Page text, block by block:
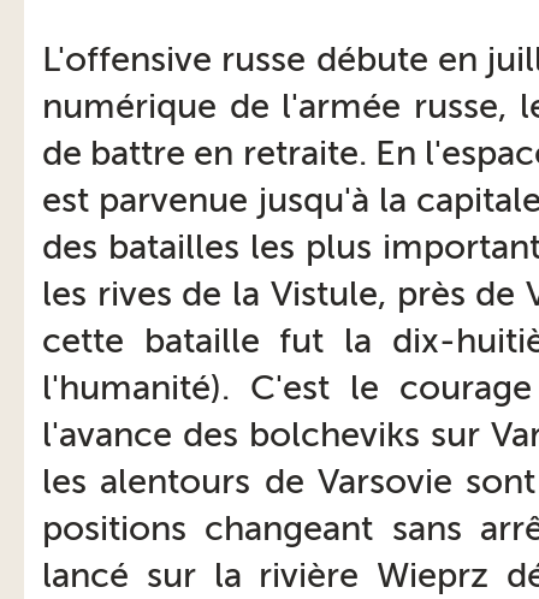
L'offensive russe débute en
numérique de l'armée russe,
de battre en retraite. En
est parvenue jusqu'à la
des batailles les plus
les rives de la Vistule, près
cette bataille fut la dix-
l'humanité). C'est le
l'avance des bolcheviks sur
les alentours de Varsovie
positions changeant sans
lancé sur la rivière Wieprz